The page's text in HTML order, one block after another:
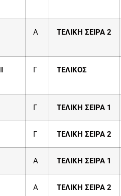
Α ΤΕΛΙΚΗ ΣΕΙΡΑ 2
Γ ΤΕΛΙΚΟΣ
Γ ΤΕΛΙΚΗ ΣΕΙΡΑ 1
Γ ΤΕΛΙΚΗ ΣΕΙΡΑ 2
Α ΤΕΛΙΚΗ ΣΕΙΡΑ 1
Α ΤΕΛΙΚΗ ΣΕΙΡΑ 2